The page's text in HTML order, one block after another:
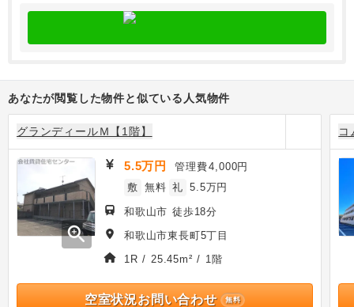
あなたが閲覧した物件と似ている人気物件
グランディールＭ【1階】
zoom_in
5.5万円 管理費4,000円
敷 無料 礼 5.5万円
和歌山市 徒歩18分
和歌山市東長町5丁目
1R / 25.45m² / 1階
空室状況お問い合わせ 無料
コ